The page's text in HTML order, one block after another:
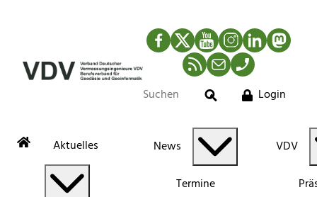
Facebook
TwitterYouTubeInstagram
LinkedIn
RSS-Newsfeed
MailTelefon
Suche
Login
Aktuelles News
Termine
VDV